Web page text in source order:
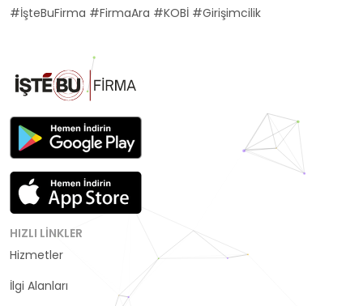
#İşteBuFirma #FirmaAra #KOBİ #Girişimcilik
HIZLI LINKLER
Hizmetler
İlgi Alanları